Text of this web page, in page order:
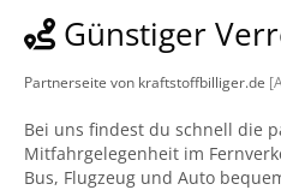
Günstiger
Partnerseite von kraftstoffbilliger.de
Bei uns findest du schnell die
Mitfahrgelegenheit im
Bus, Flugzeug und Auto